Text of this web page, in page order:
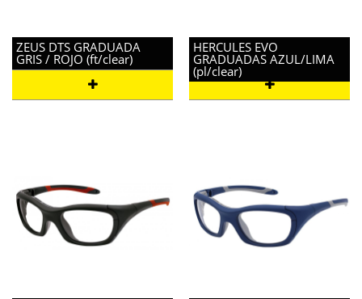
ZEUS DTS GRADUADA
GRIS / ROJO (ft/clear)
HERCULES EVO
GRADUADAS AZUL/LIMA
(pl/clear)